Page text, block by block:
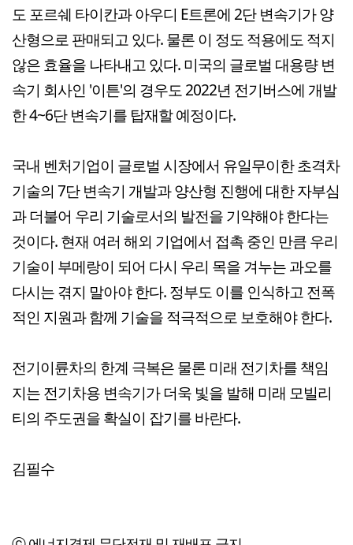
도 포르쉐 타이칸과 아우디 E트론에 2단 변속기가 양
산형으로 판매되고 있다. 물론 이 정도 적용에도 적지
않은 효율을 나타내고 있다. 미국의 글로벌 대용량 변
속기 회사인 '이튼'의 경우도 2022년 전기버스에 개발
한 4~6단 변속기를 탑재할 예정이다.
국내 벤처기업이 글로벌 시장에서 유일무이한 초격차
기술의 7단 변속기 개발과 양산형 진행에 대한 자부심
과 더불어 우리 기술로서의 발전을 기약해야 한다는
것이다. 현재 여러 해외 기업에서 접촉 중인 만큼 우리
기술이 부메랑이 되어 다시 우리 목을 겨누는 과오를
다시는 겪지 말아야 한다. 정부도 이를 인식하고 전폭
적인 지원과 함께 기술을 적극적으로 보호해야 한다.
전기이륜차의 한계 극복은 물론 미래 전기차를 책임
지는 전기차용 변속기가 더욱 빛을 발해 미래 모빌리
티의 주도권을 확실이 잡기를 바란다.
김필수